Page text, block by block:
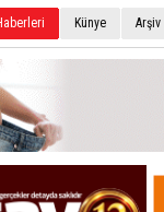
Künye Arşiv